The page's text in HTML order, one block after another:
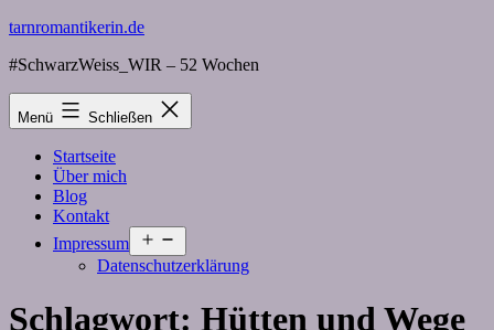
Zum
springen
tarnromantikerin.de
#SchwarzWeiss_WIR – 52 Wochen
Menü Schließen
Startseite
Über mich
Blog
Kontakt
Impressum
öffnen
Datenschutzerklärung
Schlagwort: Hütten und Wege